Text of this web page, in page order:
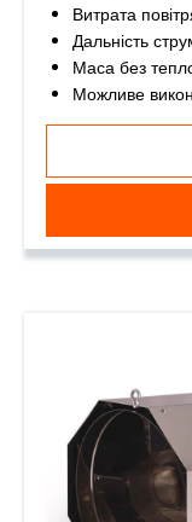
Витрата
Дальність
Маса без
Можливе